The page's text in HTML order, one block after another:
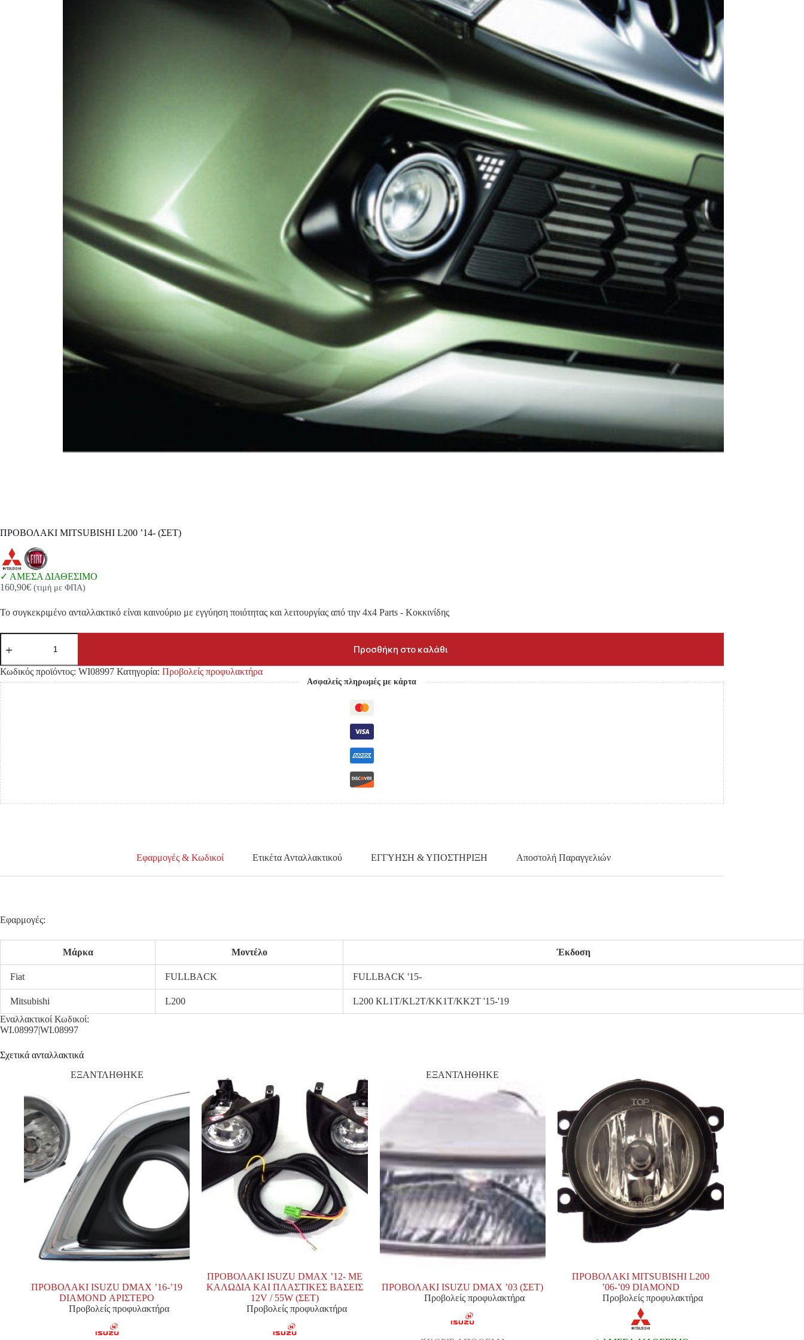
ΠΡΟΒΟΛΑΚΙ MITSUBISHI L200 ’14- (ΣΕΤ)
ΑΜΕΣΑ ΔΙΑΘΕΣΙΜΟ
160,90€ (τιμή με ΦΠΑ)
Το συγκεκριμένο ανταλλακτικό είναι καινούριο με εγγύηση ποιότητας και λειτουργίας από την 4x4 Parts - Κοκκινίδης
ΠΡΟΒΟΛΑΚΙ
MITSUBISHI
'14-
(ΣΕΤ)
ποσότητα
Προσθήκη στο καλάθι
Κωδικός προϊόντος: WI08997 Κατηγορία: Προβολείς προφυλακτήρα
Ασφαλείς πληρωμές με κάρτα
Εφαρμογές & Κωδικοί Ετικέτα Ανταλλακτικού ΕΓΓΥΗΣΗ & ΥΠΟΣΤΗΡΙΞΗ Αποστολή Παραγγελιών
Εφαρμογές:
Μάρκα Μοντέλο Έκδοση
Fiat FULLBACK FULLBACK '15-
Mitsubishi L200
L200 KL1T/KL2T/KK1T/KK2T '15-'19
Εναλλακτικοί Κωδικοί:
WI.08997|WI.08997
Σχετικά ανταλλακτικά
ΕΞΑΝΤΛΗΘΗΚΕ
ΠΡΟΒΟΛΑΚΙ ISUZU DMAX ’16-’19
DIAMOND ΑΡΙΣΤΕΡΟ
Προβολείς προφυλακτήρα
ΠΡΟΒΟΛΑΚΙ ISUZU DMAX ’12- ΜΕ
ΚΑΛΩΔΙΑ ΚΑΙ ΠΛΑΣΤΙΚΕΣ ΒΑΣΕΙΣ
12V / 55W (ΣΕΤ)
Προβολείς προφυλακτήρα
ΕΞΑΝΤΛΗΘΗΚΕ
ΠΡΟΒΟΛΑΚΙ ISUZU DMAX ’03 (ΣΕΤ)
Προβολείς προφυλακτήρα
ΠΡΟΒΟΛΑΚΙ MITSUBISHI L200
’06-’09 DIAMOND
Προβολείς προφυλακτήρα